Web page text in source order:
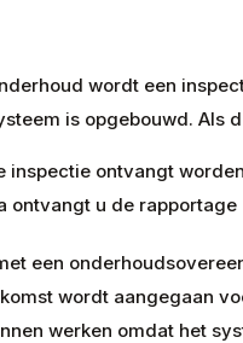
wordt een
is opgebouwd. Als
inspectie ontvangt
ontvangt u de
een
wordt aangegaan
werken omdat het